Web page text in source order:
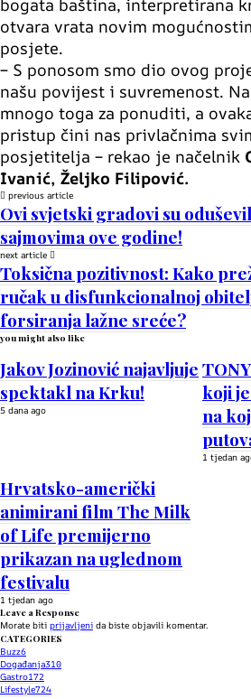
bogata baština, interpretirana
otvara vrata novim
posjete.
– S ponosom smo dio ovog
našu povijest i suvremenost.
mnogo toga za ponuditi, a
pristup čini nas privlačnima
posjetitelja – rekao je načelnik
Ivanić, Željko Filipović.
previous article
Ovi svjetski gradovi su
sajmovima ove godine!
next article
Toksična pozitivnost: Kako
ručak u disfunkcionalnoj
forsiranja lažne sreće?
you might also like
Jakov Jozinović najavljuje
spektakl na Krku!
5 dana ago
koji
na
1 tjedan
Hrvatsko-američki
animirani film The Milk
of Life premijerno
prikazan na uglednom
festivalu
1 tjedan ago
Leave a Response
Morate biti prijavljeni da biste objavili komentar.
CATEGORIES
Buzz6
Događanja310
Gastro172
Lifestyle724